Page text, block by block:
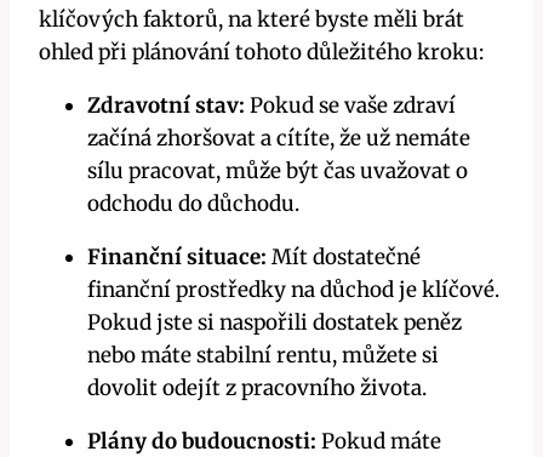
klíčových faktorů, na které byste měli brát
ohled při plánování tohoto důležitého kroku:
Zdravotní stav: Pokud se vaše zdraví
začíná zhoršovat a cítíte, že už nemáte
sílu pracovat, může být čas uvažovat o
odchodu do důchodu.
Finanční situace: Mít dostatečné
finanční prostředky na důchod je klíčové.
Pokud jste si naspořili dostatek peněz
nebo máte stabilní rentu, můžete si
dovolit odejít z pracovního života.
Plány do budoucnosti: Pokud máte